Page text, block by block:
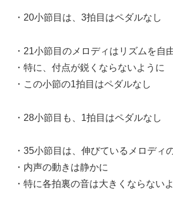
・20小節目は、3拍目はペダルなし
・21小節目のメロディはリズムを自
・特に、付点が鋭くならないように
・この小節の1拍目はペダルなし
・28小節目も、1拍目はペダルなし
・35小節目は、伸びているメロディ
・内声の動きは静かに
・特に各拍裏の音は大きくならない